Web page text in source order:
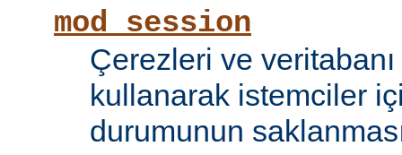
mod_session
Çerezleri ve
kullanarak istemciler
durumunun